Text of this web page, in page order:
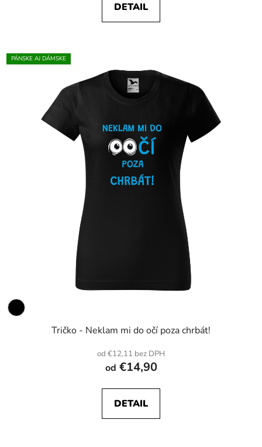
DETAIL
PÁNSKE AJ DÁMSKE
Tričko - Neklam mi do očí poza chrbát!
od €12,11 bez DPH
od €14,90
DETAIL